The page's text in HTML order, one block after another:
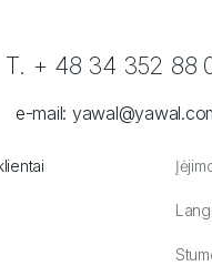
T. + 48 34 352 88
e-mail: